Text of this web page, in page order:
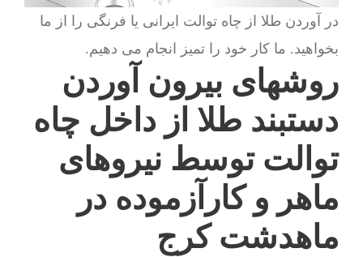
در آوردن طلا از چاه توالت ایرانی یا فرنگی را از ما
بخواهید. ما کار خود را تمیز انجام می دهیم.
روشهای بیرون آوردن
دستبند طلا از داخل چاه
توالت توسط نیروهای
ماهر و کارآزموده در
ماهدشت کرج